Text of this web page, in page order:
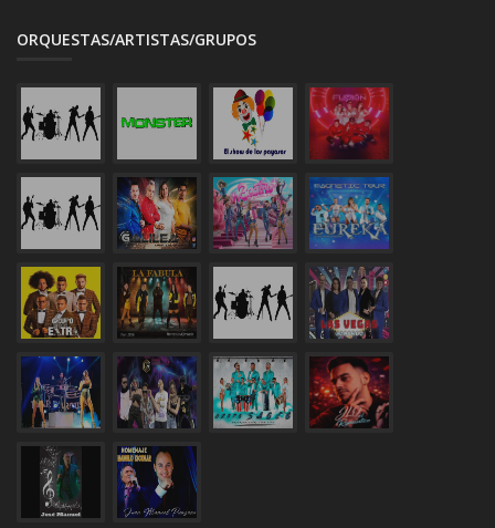
ORQUESTAS/ARTISTAS/GRUPOS